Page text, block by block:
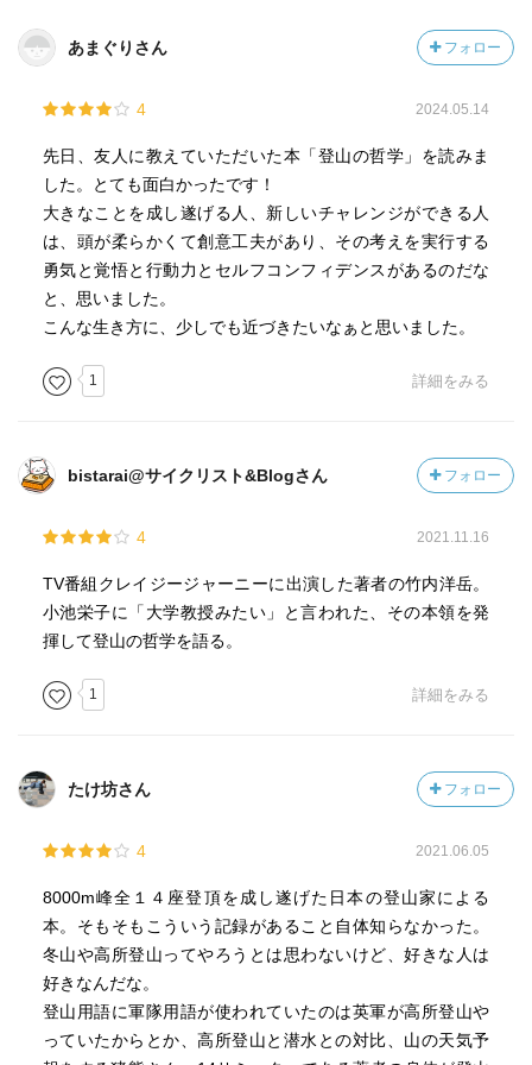
あまぐりさん フォロー
4 2024.05.14
先日、友人に教えていただいた本「登山の哲学」を読みま
した。とても面白かったです！
大きなことを成し遂げる人、新しいチャレンジができる人
は、頭が柔らかくて創意工夫があり、その考えを実行する
勇気と覚悟と行動力とセルフコンフィデンスがあるのだな
と、思いました。
こんな生き方に、少しでも近づきたいなぁと思いました。
1 詳細をみる
bistarai@サイクリスト&Blogさん フォロー
4 2021.11.16
TV番組クレイジージャーニーに出演した著者の竹内洋岳。
小池栄子に「大学教授みたい」と言われた、その本領を発
揮して登山の哲学を語る。
1 詳細をみる
たけ坊さん フォロー
4 2021.06.05
8000m峰全１４座登頂を成し遂げた日本の登山家による
本。そもそもこういう記録があること自体知らなかった。
冬山や高所登山ってやろうとは思わないけど、好きな人は
好きなんだな。
登山用語に軍隊用語が使われていたのは英軍が高所登山や
っていたからとか、高所登山と潜水との対比、山の天気予